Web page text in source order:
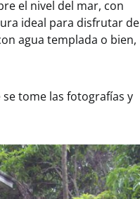
el nivel del mar, con
ideal para disfrutar de
agua templada o bien,
tome las fotografías y